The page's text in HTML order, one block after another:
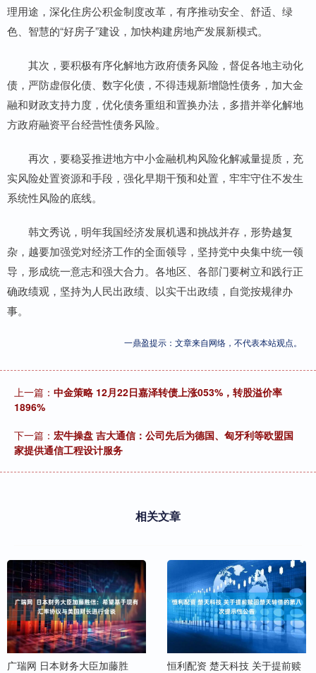
理用途，深化住房公积金制度改革，有序推动安全、舒适、绿
色、智慧的“好房子”建设，加快构建房地产发展新模式。
其次，要积极有序化解地方政府债务风险，督促各地主动化
债，严防虚假化债、数字化债，不得违规新增隐性债务，加大金
融和财政支持力度，优化债务重组和置换办法，多措并举化解地
方政府融资平台经营性债务风险。
再次，要稳妥推进地方中小金融机构风险化解减量提质，充
实风险处置资源和手段，强化早期干预和处置，牢牢守住不发生
系统性风险的底线。
韩文秀说，明年我国经济发展机遇和挑战并存，形势越复
杂，越要加强党对经济工作的全面领导，坚持党中央集中统一领
导，形成统一意志和强大合力。各地区、各部门要树立和践行正
确政绩观，坚持为人民出政绩、以实干出政绩，自觉按规律办
事。
一鼎盈提示：文章来自网络，不代表本站观点。
上一篇： 中金策略 12月22日嘉泽转债上涨053%，转股溢价率
1896%
下一篇： 宏牛操盘 吉大通信：公司先后为德国、匈牙利等欧盟国
家提供通信工程设计服务
相关文章
广瑞网 日本财务大臣加藤胜
恒利配资 楚天科技 关于提前赎